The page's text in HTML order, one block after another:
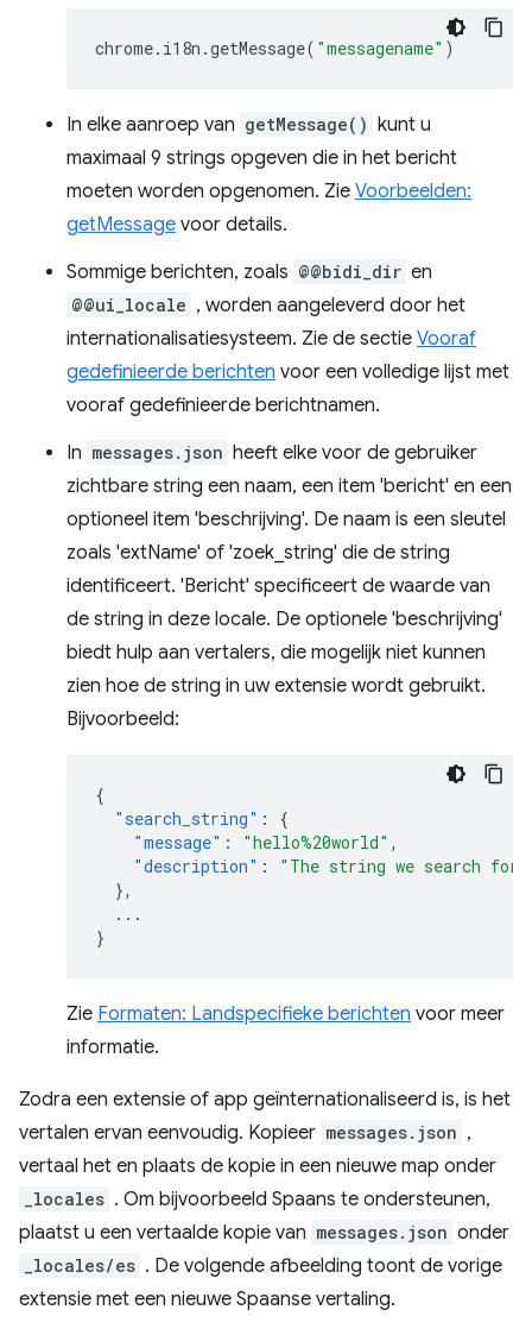
chrome. i18n .getMessage( "messagename" )
In elke aanroep van getMessage() kunt u
maximaal 9 strings opgeven die in het bericht
moeten worden opgenomen. Zie Voorbeelden:
getMessage voor details.
Sommige berichten, zoals @@bidi_dir en
@@ui_locale , worden aangeleverd door het
internationalisatiesysteem. Zie de sectie Vooraf
gedefinieerde berichten voor een volledige lijst met
vooraf gedefinieerde berichtnamen.
In messages.json heeft elke voor de gebruiker
zichtbare string een naam, een item 'bericht' en een
optioneel item 'beschrijving'. De naam is een sleutel
zoals 'extName' of 'zoek_string' die de string
identificeert. 'Bericht' specificeert de waarde van
de string in deze locale. De optionele 'beschrijving'
biedt hulp aan vertalers, die mogelijk niet kunnen
zien hoe de string in uw extensie wordt gebruikt.
Bijvoorbeeld:
{
"search_string" :
{
"message" : "hello%20world" ,
"description" :
"The string we search for.
},
...
}
Zie Formaten: Landspecifieke berichten voor meer
informatie.
Zodra een extensie of app geïnternationaliseerd is, is het
vertalen ervan eenvoudig. Kopieer messages.json ,
vertaal het en plaats de kopie in een nieuwe map onder
_locales . Om bijvoorbeeld Spaans te ondersteunen,
plaatst u een vertaalde kopie van messages.json onder
_locales/es . De volgende afbeelding toont de vorige
extensie met een nieuwe Spaanse vertaling.